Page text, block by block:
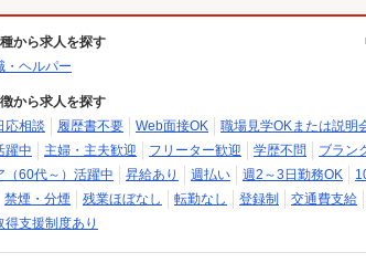
から求人を探す
・ヘルパー
から求人を探す
応相談
履歴書不要 Web面接OK 職場見学OKまたは説明
躍中
主婦・主夫歓迎 フリーター歓迎 学歴不問 ブラン
（60代～）活躍中
昇給あり 週払い 週2～3日勤務OK
禁煙・分煙 残業ほぼなし 転勤なし 登録制 交通費支給
得支援制度あり